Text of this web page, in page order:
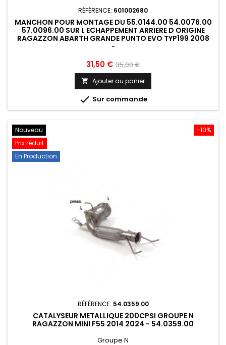
RÉFÉRENCE: 601002680
MANCHON POUR MONTAGE DU 55.0144.00 54.0076.00
57.0096.00 SUR L ECHAPPEMENT ARRIERE D ORIGINE
RAGAZZON ABARTH GRANDE PUNTO EVO TYP199 2008
2014 -...
-
Prix
31,50 € Prix
de
base
35,00 €
 Ajouter au panier
 Sur commande
-10%
Nouveau
Prix réduit
En Production
RÉFÉRENCE: 54.0359.00
CATALYSEUR METALLIQUE 200CPSI GROUPE N
RAGAZZON MINI F55 2014 2024 - 54.0359.00
Groupe N